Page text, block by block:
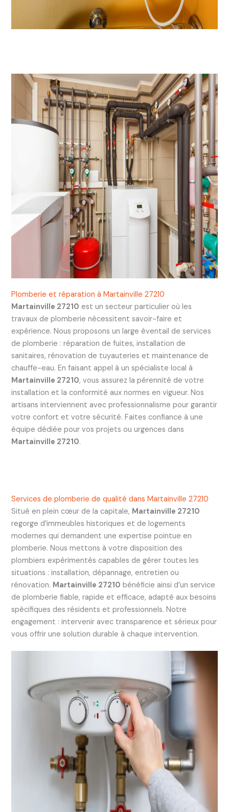
Plomberie et réparation à Martainville 27210
Martainville 27210 est un secteur particulier où les
travaux de plomberie nécessitent savoir-faire et
expérience. Nous proposons un large éventail de services
de plomberie : réparation de fuites, installation de
sanitaires, rénovation de tuyauteries et maintenance de
chauffe-eau. En faisant appel à un spécialiste local à
Martainville 27210, vous assurez la pérennité de votre
installation et la conformité aux normes en vigueur. Nos
artisans interviennent avec professionnalisme pour garantir
votre confort et votre sécurité. Faites confiance à une
équipe dédiée pour vos projets ou urgences dans
Martainville 27210.
Services de plomberie de qualité dans Martainville 27210
Situé en plein cœur de la capitale, Martainville 27210
regorge d’immeubles historiques et de logements
modernes qui demandent une expertise pointue en
plomberie. Nous mettons à votre disposition des
plombiers expérimentés capables de gérer toutes les
situations : installation, dépannage, entretien ou
rénovation. Martainville 27210 bénéficie ainsi d’un service
de plomberie fiable, rapide et efficace, adapté aux besoins
spécifiques des résidents et professionnels. Notre
engagement : intervenir avec transparence et sérieux pour
vous offrir une solution durable à chaque intervention.